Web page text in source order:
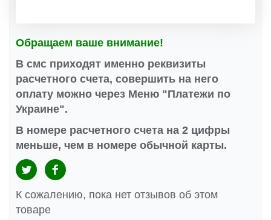
Обращаем ваше внимание!
В смс приходят именно реквизиты
расчетного счета, совершить на него
оплату можно через Меню "Платежи по
Украине".
В номере расчетного счета на 2 цифры
меньше, чем в номере обычной карты.
К сожалению, пока нет отзывов об этом
товаре